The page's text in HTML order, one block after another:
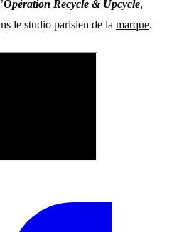
Opération Recycle & Upcycle,
le studio parisien de la marque.